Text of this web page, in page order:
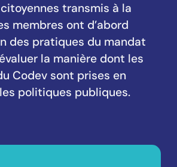
transmis à la
membres ont d’abord
des pratiques du mandat
la manière dont les
Codev sont prises en
politiques publiques.